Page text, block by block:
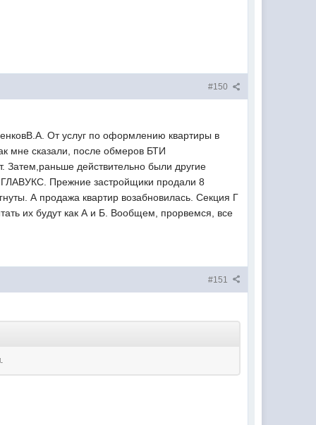
#150
От услуг по оформлению квартиры в
мне сказали, после обмеров БТИ
Затем,раньше действительно были другие
ГЛАВУКС. Прежние застройщики продали 8
А продажа квартир возабновилась. Секция Г
их будут как А и Б. Вообщем, прорвемся, все
#151